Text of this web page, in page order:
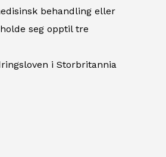
behandling eller
seg opptil tre
i Storbritannia